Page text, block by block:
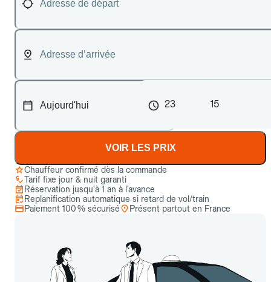
23 15
VOIR LES PRIX
Chauffeur confirmé dès la commande
Tarif fixe jour & nuit garanti
Réservation jusqu’à 1 an à l’avance
Replanification automatique si retard de vol/train
Paiement 100 % sécurisé
Présent partout en France